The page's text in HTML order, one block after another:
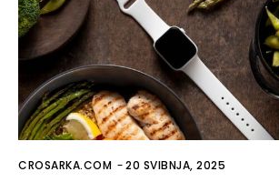
CROSARKA.COM -20 SVIBNJA, 2025